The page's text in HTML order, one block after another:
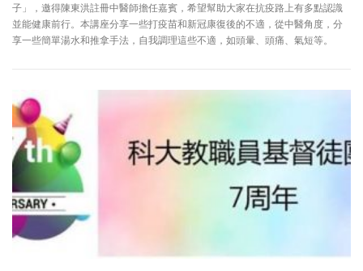
子」，邀得陳東洪註冊中醫師擔任嘉賓，希望幫助大家在抗疫路上有多點認識
並能健康前行。本講座分享一些打疫苗和新冠康復後的不適，從中醫角度，分
享一些簡單湯水和推拿手法，自我調理這些不適，如頭暈、頭痛、氣短等。